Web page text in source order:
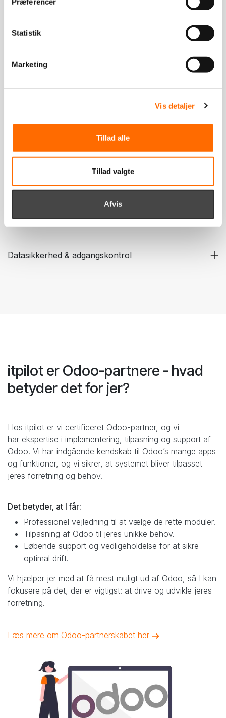
Statistik
Marketing
Vis detaljer
Tillad alle
Tillad valgte
Afvis
Apps til alle funktioner
Open source ERP-løsning
Økonomisk fordelagtigt
Datasikkerhed & adgangskontrol
itpilot er Odoo-partnere - hvad
betyder det for jer?
Hos itpilot er vi certificeret Odoo-partner, og vi
har ekspertise i implementering, tilpasning og support af
Odoo. Vi har indgående kendskab til Odoo’s mange apps
og funktioner, og vi sikrer, at systemet bliver tilpasset
jeres forretning og behov.
Det betyder, at I får:
Professionel vejledning til at vælge de rette moduler.
Tilpasning af Odoo til jeres unikke behov.
Løbende support og vedligeholdelse for at sikre
optimal drift.
Vi hjælper jer med at få mest muligt ud af Odoo, så I kan
fokusere på det, der er vigtigst: at drive og udvikle jeres
forretning.
Læs mere om Odoo-partnerskabet her